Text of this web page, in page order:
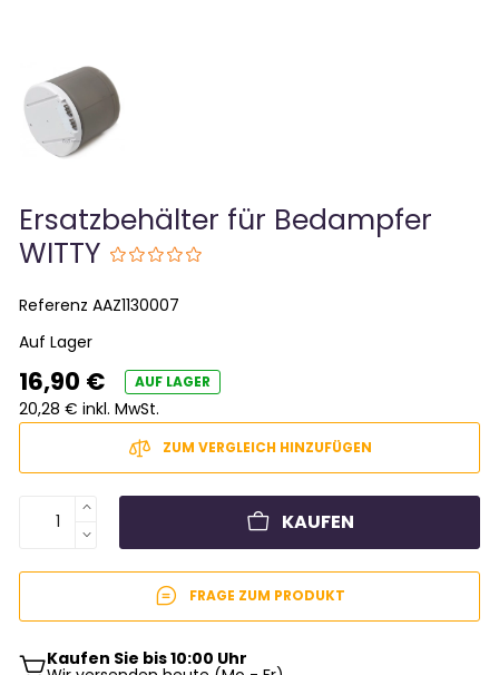
Ersatzbehälter für Bedampfer
WITTY
ReferenzAAZ1130007
Auf Lager
16,90 € AUF LAGER
20,28 € inkl. MwSt.
ZUM VERGLEICH HINZUFÜGEN
KAUFEN
FRAGE ZUM PRODUKT
Kaufen Sie bis 10:00 Uhr